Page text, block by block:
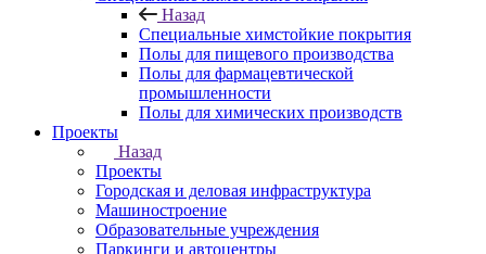
Назад
Специальные химстойкие покрытия
Полы для пищевого производства
Полы для фармацевтической
промышленности
Полы для химических производств
Проекты
Назад
Проекты
Городская и деловая инфраструктура
Машиностроение
Образовательные учреждения
Паркинги и автоцентры